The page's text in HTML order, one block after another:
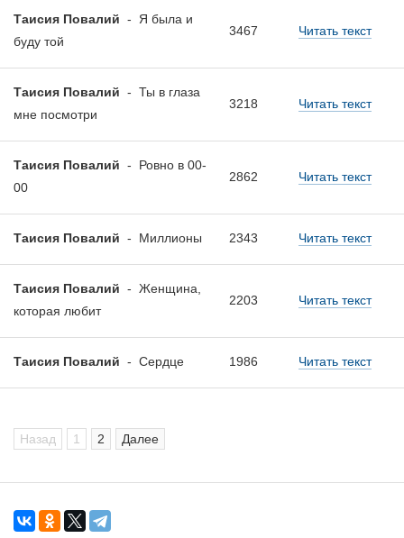
Таисия Повалий - Я была и
буду той
3467 Читать текст
Таисия Повалий - Ты в глаза
мне посмотри
3218 Читать текст
Таисия Повалий - Ровно в 00-
00
2862 Читать текст
Таисия Повалий - Миллионы 2343 Читать текст
Таисия Повалий - Женщина,
которая любит
2203 Читать текст
Таисия Повалий - Сердце 1986 Читать текст
Назад 1 2 Далее